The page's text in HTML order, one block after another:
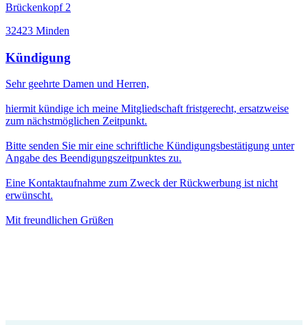
Brückenkopf 2
32423 Minden
Kündigung
Sehr geehrte Damen und Herren,
hiermit kündige ich meine Mitgliedschaft fristgerecht, ersatzweise
zum nächstmöglichen Zeitpunkt.
Bitte senden Sie mir eine schriftliche Kündigungsbestätigung unter
Angabe des Beendigungszeitpunktes zu.
Eine Kontaktaufnahme zum Zweck der Rückwerbung ist nicht
erwünscht.
Mit freundlichen Grüßen